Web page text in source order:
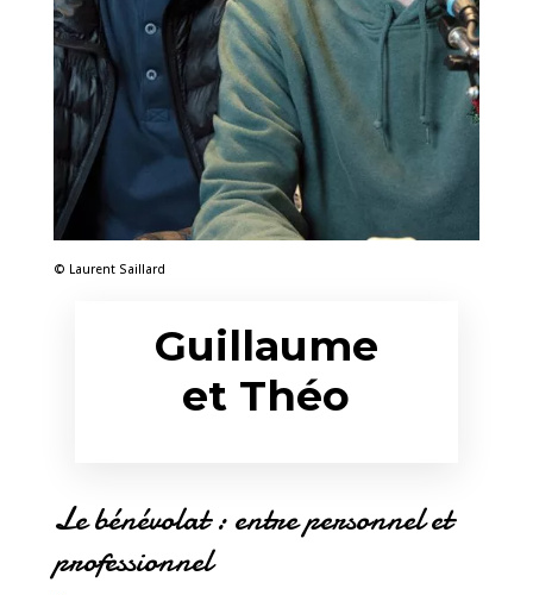
© Laurent Saillard
Guillaume
et Théo
Le bénévolat : entre personnel et
professionnel